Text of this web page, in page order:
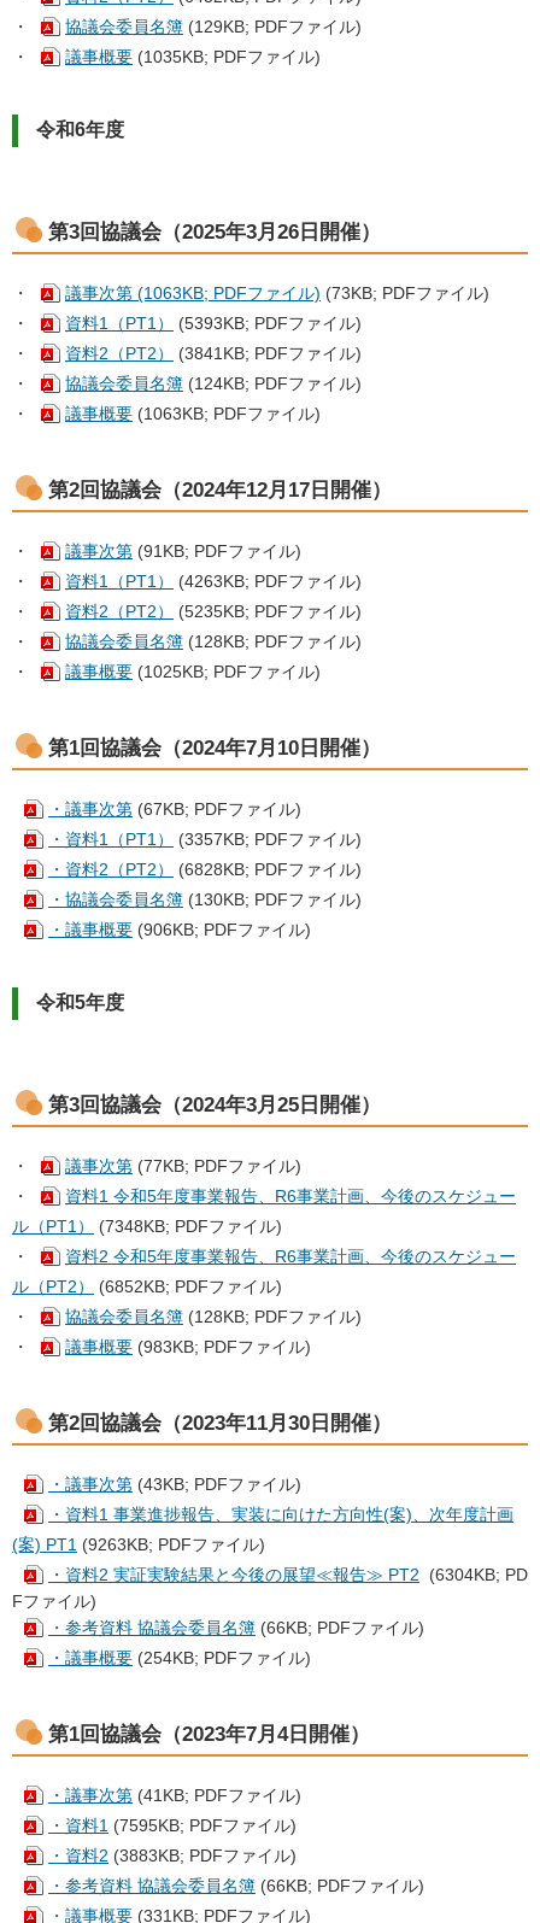
・
協議会委員名簿 (129KB; PDFファイル)
・
議事概要 (1035KB; PDFファイル)
令和6年度
第3回協議会（2025年3月26日開催）
・ 議事次第 (1063KB; PDFファイル) (73KB; PDFファイル)
・
資料1（PT1）
(5393KB; PDFファイル)
・
資料2（PT2）
(3841KB; PDFファイル)
・
協議会委員名簿 (124KB; PDFファイル)
・
議事概要 (1063KB; PDFファイル)
第2回協議会（2024年12月17日開催）
・ 議事次第 (91KB; PDFファイル)
・
資料1（PT1）
(4263KB; PDFファイル)
・
資料2（PT2）
(5235KB; PDFファイル)
・
協議会委員名簿 (128KB; PDFファイル)
・
議事概要 (1025KB; PDFファイル)
第1回協議会（2024年7月10日開催）
・議事次第 (67KB; PDFファイル)
・資料1（PT1）
(3357KB; PDFファイル)
・資料2（PT2）
(6828KB; PDFファイル)
・協議会委員名簿 (130KB; PDFファイル)
・議事概要 (906KB; PDFファイル)
令和5年度
第3回協議会（2024年3月25日開催）
・ 議事次第 (77KB; PDFファイル)
・
資料1 令和5年度事業報告、R6事業計画、今後のスケジュー
ル（PT1）
(7348KB; PDFファイル)
・
資料2 令和5年度事業報告、R6事業計画、今後のスケジュー
ル（PT2）
(6852KB; PDFファイル)
・
協議会委員名簿 (128KB; PDFファイル)
・
議事概要 (983KB; PDFファイル)
第2回協議会（2023年11月30日開催）
・議事次第 (43KB; PDFファイル)
・資料1 事業進捗報告、実装に向けた方向性(案)、次年度計画
(案) PT1 (9263KB; PDFファイル)
・資料2 実証実験結果と今後の展望≪報告≫ PT2 (6304KB; PD
Fファイル)
・参考資料 協議会委員名簿 (66KB; PDFファイル)
・議事概要 (254KB; PDFファイル)
第1回協議会（2023年7月4日開催）
・議事次第 (41KB; PDFファイル)
・資料1 (7595KB; PDFファイル)
・資料2 (3883KB; PDFファイル)
・参考資料 協議会委員名簿 (66KB; PDFファイル)
・議事概要 (331KB; PDFファイル)